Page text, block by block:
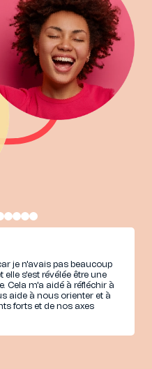
même dans des aspects
savais que j'avais des
aidé à savoir comment les
un test comme
passés et où nous
Je ne savais pas qu'on
à partir des tests, ni
et pratique.
cette expérience ne me
à réaliser que j'ai
améliorer pour pouvoir
et professionnel. Elle a
et m'a bien défini qui
personnes proches de
davantage sur la façon
mes faiblesses.
je n'avais pas beaucoup
elle s'est révélée être une
Cela m'a aidé à réfléchir à
aide à nous orienter et à
forts et de nos axes